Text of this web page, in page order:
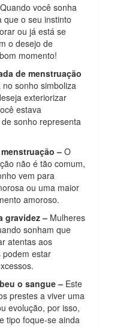
Quando você sonha
que o seu instinto
ou já está se
o desejo de
momento!
de menstruação
sonho simboliza
exteriorizar
estava
sonho representa
– O
não é tão comum,
vem para
ou uma maior
amoroso.
gravidez – Mulheres
sonham que
atentas aos
podem estar
o sangue – Este
prestes a viver uma
evolução, por isso,
tipo foque-se ainda